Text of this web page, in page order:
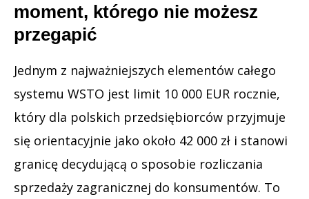
moment, którego nie możesz
przegapić
Jednym z najważniejszych elementów całego
systemu WSTO jest limit 10 000 EUR rocznie,
który dla polskich przedsiębiorców przyjmuje
się orientacyjnie jako około 42 000 zł i stanowi
granicę decydującą o sposobie rozliczania
sprzedaży zagranicznej do konsumentów. To